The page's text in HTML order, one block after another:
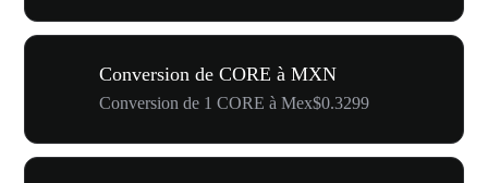
Conversion de CORE à MXN
Conversion de 1 CORE à Mex$0.3299